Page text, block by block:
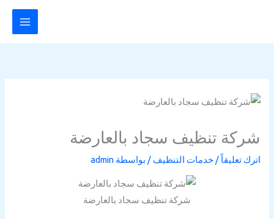
شركة تنظيف سجاد بالعارضة
اترك تعليقاً /خدمات التنظيف / بواسطة admin
شركة تنظيف سجاد بالعارضة